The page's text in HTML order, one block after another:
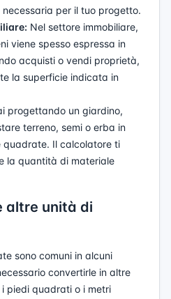
per il tuo progetto.
Nel settore immobiliare,
viene spesso espressa in
acquisti o vendi proprietà,
la superficie indicata in
progettando un giardino,
terreno, semi o erba in
quadrate. Il calcolatore ti
la quantità di materiale
altre unità di
sono comuni in alcuni
convertirle in altre
piedi quadrati o i metri